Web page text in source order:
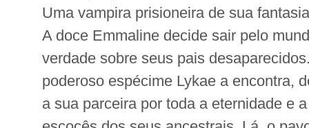
Uma vampira prisioneira de sua
A doce Emmaline decide sair pelo
verdade sobre seus pais
poderoso espécime Lykae a encontra,
a sua parceira por toda a eternidade e